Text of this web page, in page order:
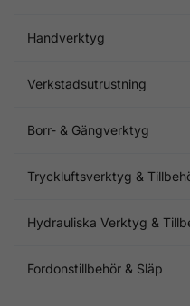
Handverktyg
Verkstadsutrustning
Borr- & Gängverktyg
Tryckluftsverktyg &
Hydrauliska Verktyg &
Fordonstillbehör & Släp